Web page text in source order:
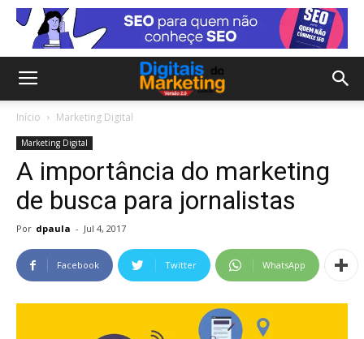
Início Marketing Digital
Marketing Digital
A importância do marketing
de busca para jornalistas
Por dpaula - Jul 4, 2017
Facebook Twitter WhatsApp